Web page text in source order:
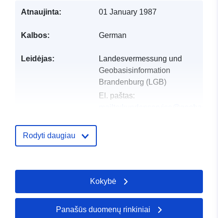
Atnaujinta: 01 January 1987
Kalbos: German
Leidėjas:
Landesvermessung und
Geobasisinformation
Brandenburg (LGB)
El. paštas:
Katalogo įrašas:
Atnaujinta informacija apie
01 August 2026
Koordinatės: [ [ 13.62, 53.24
Rodyti daugiau
Kokybė
Panašūs duomenų rinkiniai